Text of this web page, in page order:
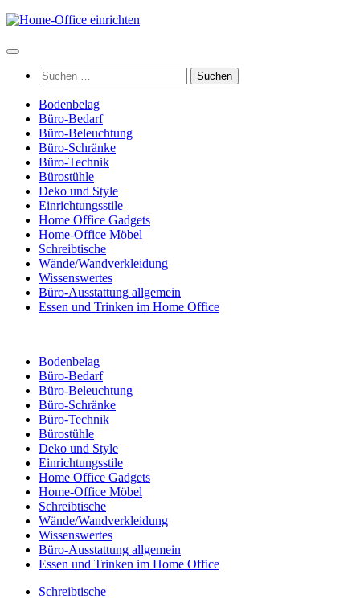
Zum
springen
Suchen
nach:
Bodenbelag
Büro-Bedarf
Büro-Beleuchtung
Büro-Schränke
Büro-Technik
Bürostühle
Deko und Style
Einrichtungsstile
Home Office Gadgets
Home-Office Möbel
Schreibtische
Wände/Wandverkleidung
Wissenswertes
Büro-Ausstattung allgemein
Essen und Trinken im Home Office
Bodenbelag
Büro-Bedarf
Büro-Beleuchtung
Büro-Schränke
Büro-Technik
Bürostühle
Deko und Style
Einrichtungsstile
Home Office Gadgets
Home-Office Möbel
Schreibtische
Wände/Wandverkleidung
Wissenswertes
Büro-Ausstattung allgemein
Essen und Trinken im Home Office
Schreibtische